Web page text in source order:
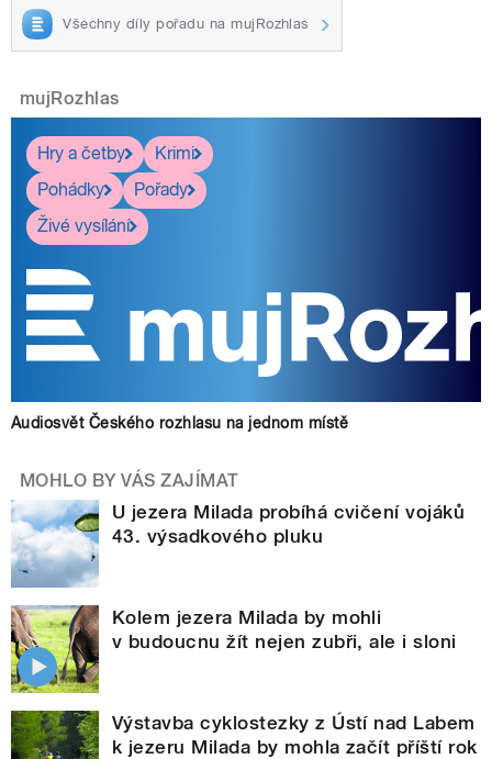
Všechny díly pořadu na mujRozhlas
mujRozhlas
Hry a četby
Krimi
Pohádky
Pořady
Živé vysílání
Audiosvět Českého rozhlasu na jednom místě
MOHLO BY VÁS ZAJÍMAT
U jezera Milada probíhá cvičení vojáků
43. výsadkového pluku
Kolem jezera Milada by mohli
v budoucnu žít nejen zubři, ale i sloni
Výstavba cyklostezky z Ústí nad Labem
k jezeru Milada by mohla začít příští rok